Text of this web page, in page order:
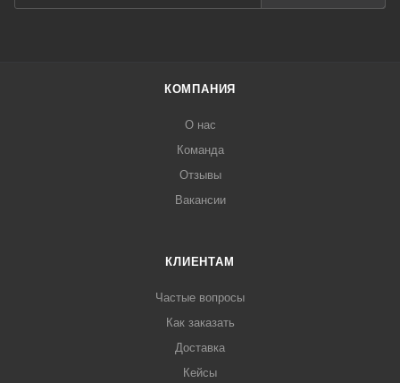
КОМПАНИЯ
О нас
Команда
Отзывы
Вакансии
КЛИЕНТАМ
Частые вопросы
Как заказать
Доставка
Кейсы